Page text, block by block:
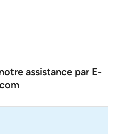
assistance par E-